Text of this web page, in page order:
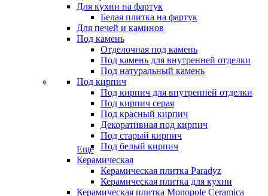
Для кухни на фартук
Белая плитка на фартук
Для печей и каминов
Под камень
Отделочная под камень
Под камень для внутренней отделки
Под натуральный камень
Под кирпич
Под кирпич для внутренней отделки
Под кирпич серая
Под красный кирпич
Декоративная под кирпич
Под старый кирпич
Под белый кирпич
Еще
Керамическая
Керамическая плитка Paradyz
Керамическая плитка для кухни
Керамическая плитка Monopole Ceramica